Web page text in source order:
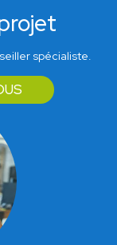
spécialiste.